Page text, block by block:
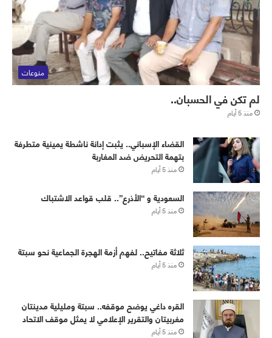
منوعات
لم تكن في الحسبان..
منذ 5 أيام
القضاء الإسباني.. يثبت إدانة ناشطة يمينية متطرفة
بتهمة التحريض ضد المغاربة
منذ 5 أيام
‏⁧‫السعودية‬⁩ و “الأذرع”.. قلب قواعد الاشتباك
منذ 5 أيام
ثلاثة مفاتيح.. لفهم أزمة الهجرة الجماعية نحو سبتة
منذ 5 أيام
القره داغي يوضح موقفه.. سبتة ومليلية مدينتان
مغربيتان والتقرير الإعلامي لا يمثل موقف الاتحاد
منذ 5 أيام